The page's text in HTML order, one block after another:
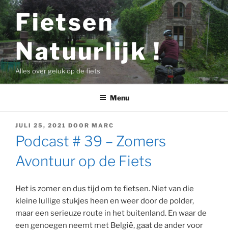
Ga
naar
de
inhoud
Fietsen
Natuurlijk !
Alles over geluk op de fiets
Menu
GEPLAATST
OP
JULI 25, 2021 DOOR MARC
Podcast # 39 – Zomers
Avontuur op de Fiets
Het is zomer en dus tijd om te fietsen. Niet van die
kleine lullige stukjes heen en weer door de polder,
maar een serieuze route in het buitenland. En waar de
een genoegen neemt met België, gaat de ander voor